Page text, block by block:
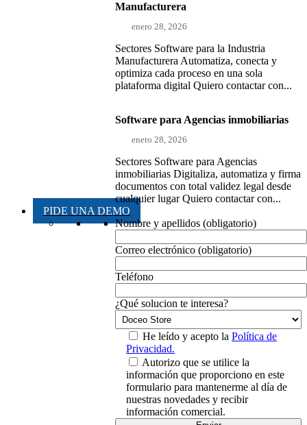
Manufacturera
enero 28, 2026
Sectores Software para la Industria
Manufacturera Automatiza, conecta y
optimiza cada proceso en una sola
plataforma digital Quiero contactar con...
Software para Agencias inmobiliarias
enero 28, 2026
Sectores Software para Agencias
inmobiliarias Digitaliza, automatiza y firma
documentos con total validez legal desde
cualquier lugar Quiero contactar con...
PIDE UNA DEMO
Nombre y apellidos (obligatorio)
Correo electrónico (obligatorio)
Teléfono
¿Qué solucion te interesa?
He leído y acepto la Política de
Privacidad.
Autorizo que se utilice la
información que proporciono en este
formulario para mantenerme al día de
nuestras novedades y recibir
información comercial.